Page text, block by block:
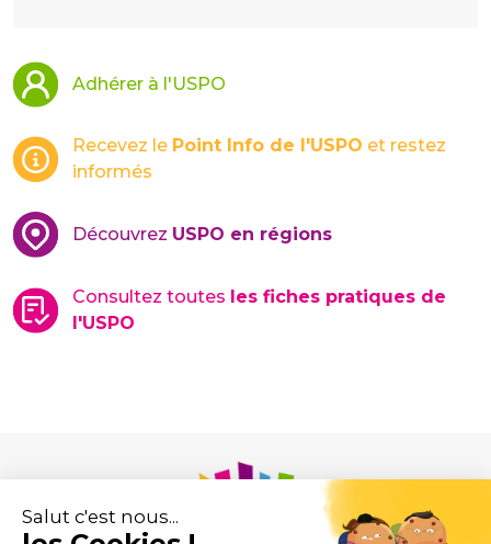
Adhérer à l'USPO
Recevez le Point Info de l'USPO et restez
informés
Découvrez USPO en régions
Consultez toutes les fiches pratiques de
l'USPO